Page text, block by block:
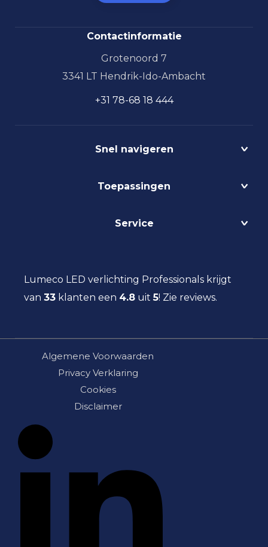
Contactinformatie
Grotenoord 7
3341 LT Hendrik-Ido-Ambacht
+31 78-68 18 444
Snel navigeren
Circulair
Lichtmanagement
Maatwerk
Social Return
Toepassingen
Kantoorverlichting
Projectverlichting
Scheepsverlichting
Universiteitsverlichting
Utiliteitsverlichting
Werkplaatsverlichting
Ziekenhuisverlichting
Service
Aanbestedingen
Eindgebruiker
Storingsinformatie
Nieuws
Over ons
Lumeco LED verlichting Professionals krijgt
van 33 klanten een 4.8 uit5! Zie reviews.
Algemene Voorwaarden
Privacy Verklaring
Cookies
Disclaimer